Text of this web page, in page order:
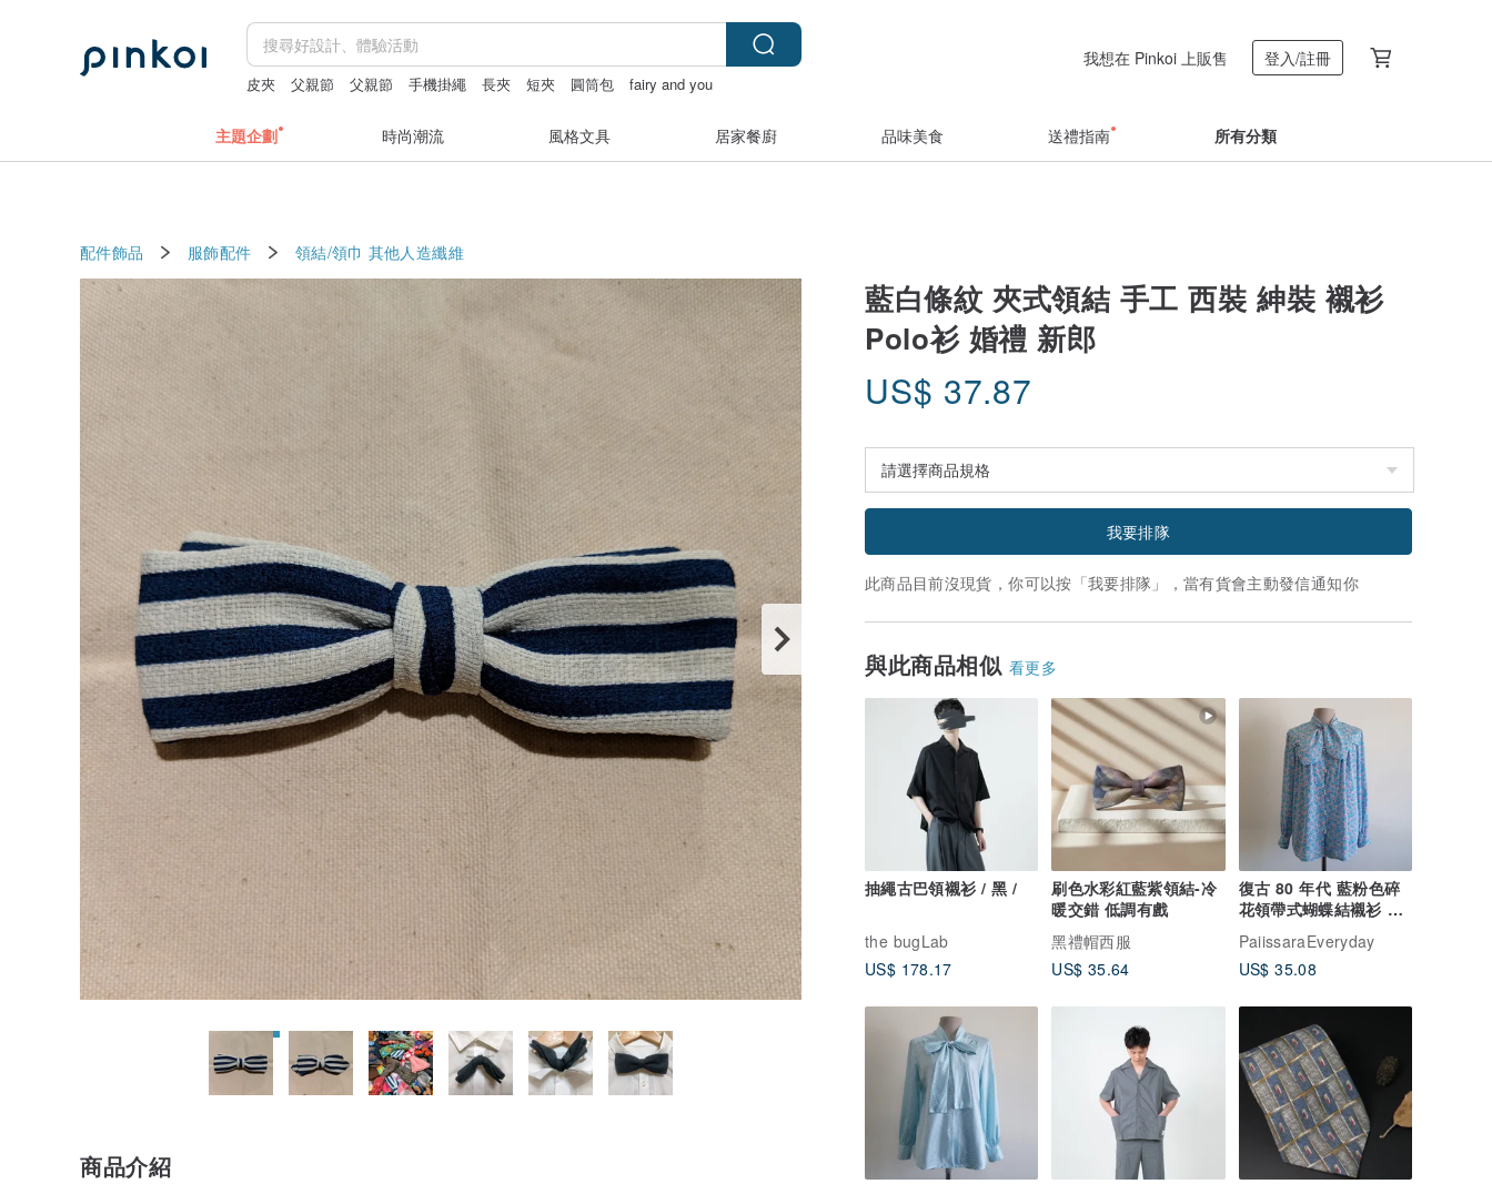
皮夾 父親節 父親節 手機掛繩 長夾 短夾 圓筒包 fairy and you
我想在 Pinkoi 上販售 登入/註冊
主題企劃 時尚潮流 風格文具 居家餐廚 品味美食 送禮指南 所有分類
配件飾品 服飾配件 領結/領巾 其他人造纖維
藍白條紋 夾式領結 手工 西裝 紳裝 襯衫
Polo衫 婚禮 新郎
US$ 37.87
我要排隊
此商品目前沒現貨，你可以按「我要排隊」，當有貨會主動發信通知你
與此商品相似 看更多
抽繩古巴領襯衫 / 黑 /
the bugLab
US$ 178.17
刷色水彩紅藍紫領結-冷
暖交錯 低調有戲
黑禮帽西服
US$ 35.64
復古 80 年代 藍粉色碎
花領帶式蝴蝶結襯衫 長
袖 上衣 S 號
PaiissaraEveryday
US$ 35.08
商品介紹